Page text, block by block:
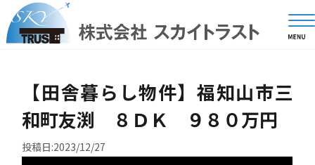
【田舎暮らし物件】福知山市三
和町友渕 ８ＤＫ ９８０万円
投稿日:2023/12/27